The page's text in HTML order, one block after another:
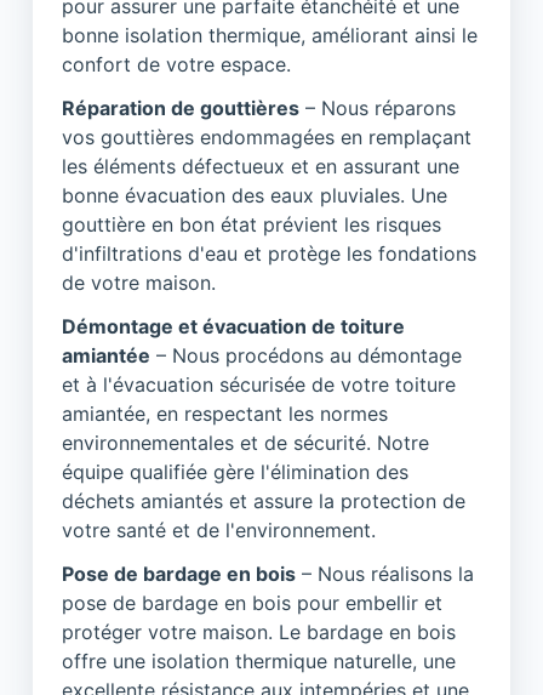
pour assurer une parfaite étanchéité et une
bonne isolation thermique, améliorant ainsi le
confort de votre espace.
Réparation de gouttières – Nous réparons
vos gouttières endommagées en remplaçant
les éléments défectueux et en assurant une
bonne évacuation des eaux pluviales. Une
gouttière en bon état prévient les risques
d'infiltrations d'eau et protège les fondations
de votre maison.
Démontage et évacuation de toiture
amiantée – Nous procédons au démontage
et à l'évacuation sécurisée de votre toiture
amiantée, en respectant les normes
environnementales et de sécurité. Notre
équipe qualifiée gère l'élimination des
déchets amiantés et assure la protection de
votre santé et de l'environnement.
Pose de bardage en bois – Nous réalisons la
pose de bardage en bois pour embellir et
protéger votre maison. Le bardage en bois
offre une isolation thermique naturelle, une
excellente résistance aux intempéries et une